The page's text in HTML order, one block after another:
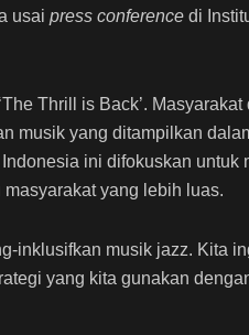
usai press conference di
Thrill is Back’.
musik yang ditampilkan
ini difokuskan untuk
yang lebih luas.
inklusifkan musik jazz. Kita
yang kita gunakan